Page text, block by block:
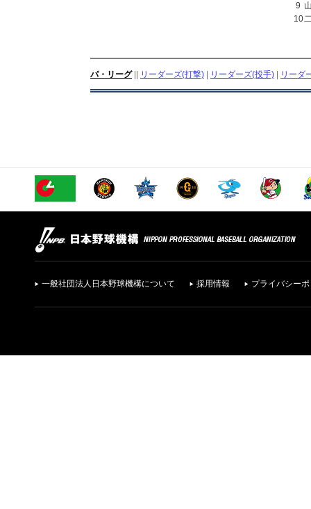
9
10
パ・リーグ|| リーダーズ(打撃) リーダーズ(投手) リーダ
一般社団法人日本野球機構について 採用情報 プライバシー